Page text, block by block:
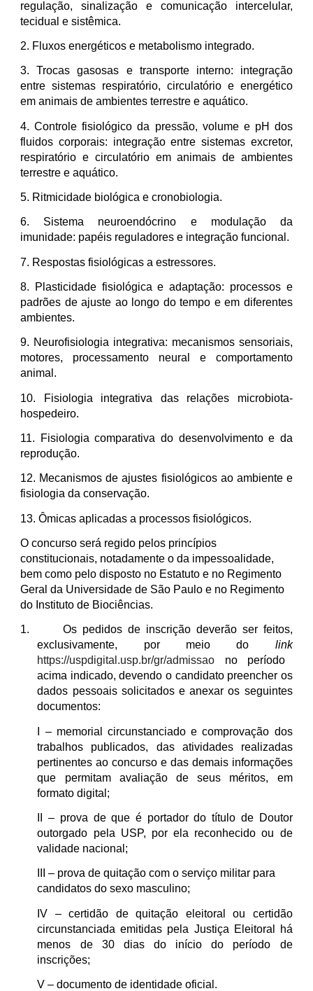
regulação, sinalização e comunicação intercelular,
tecidual e sistêmica.
2. Fluxos energéticos e metabolismo integrado.
3. Trocas gasosas e transporte interno: integração
entre sistemas respiratório, circulatório e energético
em animais de ambientes terrestre e aquático.
4. Controle fisiológico da pressão, volume e pH dos
fluidos corporais: integração entre sistemas excretor,
respiratório e circulatório em animais de ambientes
terrestre e aquático.
5. Ritmicidade biológica e cronobiologia.
6. Sistema neuroendócrino e modulação da
imunidade: papéis reguladores e integração funcional.
7. Respostas fisiológicas a estressores.
8. Plasticidade fisiológica e adaptação: processos e
padrões de ajuste ao longo do tempo e em diferentes
ambientes.
9. Neurofisiologia integrativa: mecanismos sensoriais,
motores, processamento neural e comportamento
animal.
10. Fisiologia integrativa das relações microbiota-
hospedeiro.
11. Fisiologia comparativa do desenvolvimento e da
reprodução.
12. Mecanismos de ajustes fisiológicos ao ambiente e
fisiologia da conservação.
13. Ômicas aplicadas a processos fisiológicos.
O concurso será regido pelos princípios
constitucionais, notadamente o da impessoalidade,
bem como pelo disposto no Estatuto e no Regimento
Geral da Universidade de São Paulo e no Regimento
do Instituto de Biociências.
1. Os pedidos de inscrição deverão ser feitos,
exclusivamente, por meio do link
https://uspdigital.usp.br/gr/admissao no período
acima indicado, devendo o candidato preencher os
dados pessoais solicitados e anexar os seguintes
documentos:
I – memorial circunstanciado e comprovação dos
trabalhos publicados, das atividades realizadas
pertinentes ao concurso e das demais informações
que permitam avaliação de seus méritos, em
formato digital;
II – prova de que é portador do título de Doutor
outorgado pela USP, por ela reconhecido ou de
validade nacional;
III – prova de quitação com o serviço militar para
candidatos do sexo masculino;
IV – certidão de quitação eleitoral ou certidão
circunstanciada emitidas pela Justiça Eleitoral há
menos de 30 dias do início do período de
inscrições;
V – documento de identidade oficial.